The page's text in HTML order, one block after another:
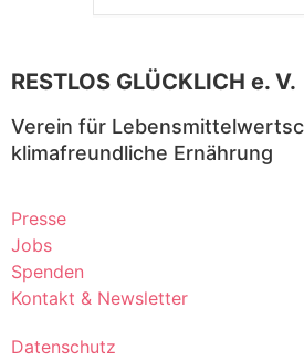
RESTLOS GLÜCKLICH e. V.
Verein für
klimafreundliche Ernährung
Presse
Jobs
Spenden
Kontakt & Newsletter
Datenschutz